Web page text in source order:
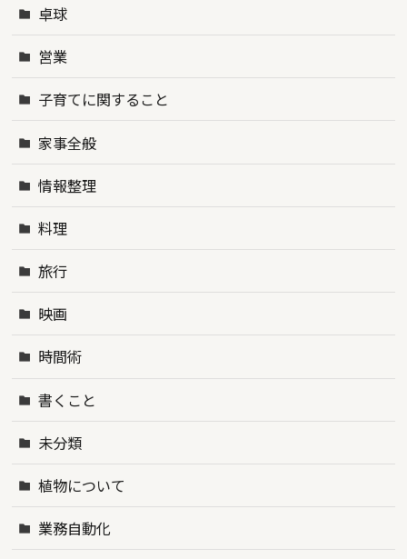
卓球
営業
子育てに関すること
家事全般
情報整理
料理
旅行
映画
時間術
書くこと
未分類
植物について
業務自動化